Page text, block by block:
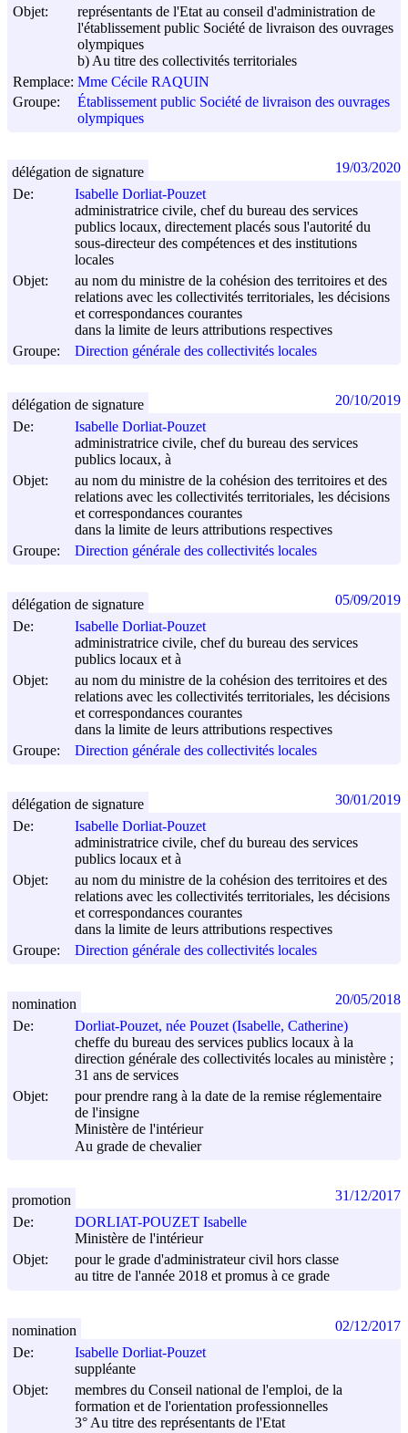
Objet:
représentants de l'Etat au conseil d'administration de
l'établissement public Société de livraison des ouvrages
olympiques
b) Au titre des collectivités territoriales
Remplace: Mme Cécile RAQUIN
Groupe:
Établissement public Société de livraison des ouvrages
olympiques
De:
Isabelle Dorliat-Pouzet
administratrice civile, chef du bureau des services
publics locaux, directement placés sous l'autorité du
sous-directeur des compétences et des institutions
locales
Objet:
au nom du ministre de la cohésion des territoires et des
relations avec les collectivités territoriales, les décisions
et correspondances courantes
dans la limite de leurs attributions respectives
Groupe:
Direction générale des collectivités locales
délégation de signature 19/03/2020
De:
Isabelle Dorliat-Pouzet
administratrice civile, chef du bureau des services
publics locaux, à
Objet:
au nom du ministre de la cohésion des territoires et des
relations avec les collectivités territoriales, les décisions
et correspondances courantes
dans la limite de leurs attributions respectives
Groupe:
Direction générale des collectivités locales
délégation de signature 20/10/2019
De:
Isabelle Dorliat-Pouzet
administratrice civile, chef du bureau des services
publics locaux et à
Objet:
au nom du ministre de la cohésion des territoires et des
relations avec les collectivités territoriales, les décisions
et correspondances courantes
dans la limite de leurs attributions respectives
Groupe:
Direction générale des collectivités locales
délégation de signature 05/09/2019
De:
Isabelle Dorliat-Pouzet
administratrice civile, chef du bureau des services
publics locaux et à
Objet:
au nom du ministre de la cohésion des territoires et des
relations avec les collectivités territoriales, les décisions
et correspondances courantes
dans la limite de leurs attributions respectives
Groupe:
Direction générale des collectivités locales
délégation de signature 30/01/2019
De:
Dorliat-Pouzet, née Pouzet (Isabelle, Catherine)
cheffe du bureau des services publics locaux à la
direction générale des collectivités locales au ministère ;
31 ans de services
Objet:
pour prendre rang à la date de la remise réglementaire
de l'insigne
Ministère de l'intérieur
Au grade de chevalier
nomination 20/05/2018
De:
DORLIAT-POUZET Isabelle
Ministère de l'intérieur
Objet:
pour le grade d'administrateur civil hors classe
au titre de l'année 2018 et promus à ce grade
promotion 31/12/2017
De:
Isabelle Dorliat-Pouzet
suppléante
Objet:
membres du Conseil national de l'emploi, de la
formation et de l'orientation professionnelles
3° Au titre des représentants de l'Etat
nomination 02/12/2017